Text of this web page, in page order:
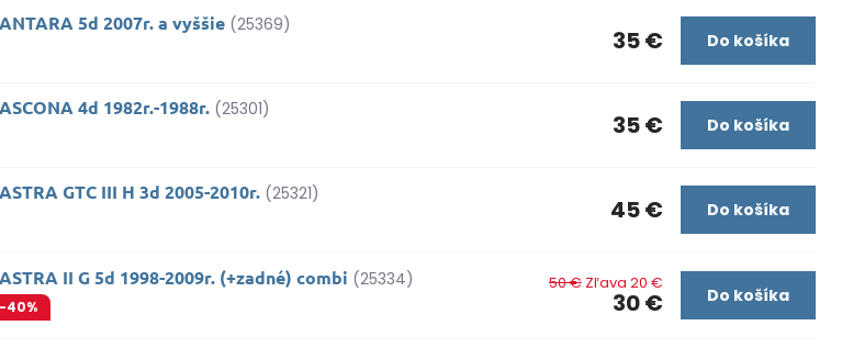
5d 2007r. a vyššie (25369)
35 € Do košíka
4d 1982r.-1988r. (25301)
35 € Do košíka
GTC III H 3d 2005-2010r. (25321)
45 € Do košíka
II G 5d 1998-2009r. (+zadné) combi (25334)
-40% 30 €
50 € Zľava 20 €
Do košíka